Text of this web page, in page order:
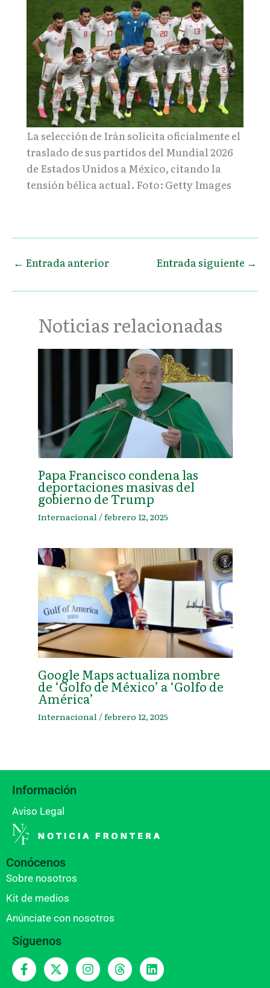
La selección de Irán solicita oficialmente el
traslado de sus partidos del Mundial 2026
de Estados Unidos a México, citando la
tensión bélica actual. Foto: Getty Images
← Entrada anterior Entrada siguiente →
Noticias relacionadas
Papa Francisco condena las
deportaciones masivas del
gobierno de Trump
Internacional /febrero 12, 2025
Google Maps actualiza nombre
de ‘Golfo de México’ a ‘Golfo de
América’
Internacional /febrero 12, 2025
Información
Aviso Legal
Conócenos
Sobre nosotros
Kit de medios
Anúnciate con nosotros
Síguenos
F
a
X
-
I
n
T
h
L
i